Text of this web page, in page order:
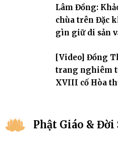
Lâm Đồng:
chùa trên Đặc
gìn giữ di sản
[Video] Đồng
trang nghiêm
XVIII cố Hòa
Phật Giáo & Đời